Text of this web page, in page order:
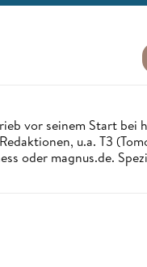
vor seinem Start bei
u.a. T3
oder magnus.de.